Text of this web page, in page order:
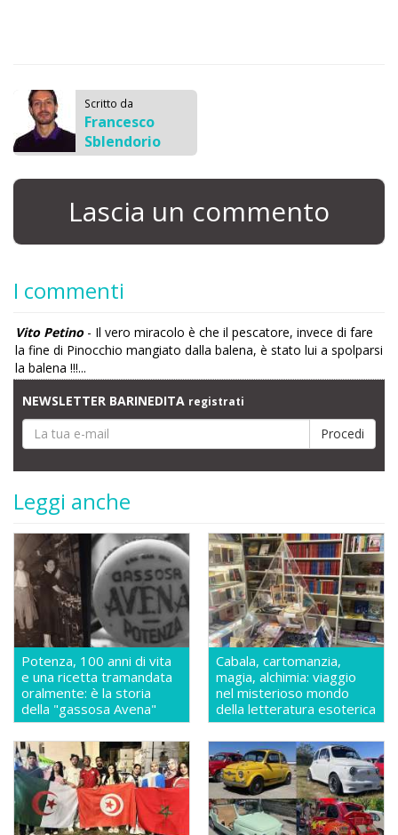
Scritto da
Francesco
Sblendorio
Lascia un commento
I commenti
Vito Petino - Il vero miracolo è che il pescatore, invece di fare
la fine di Pinocchio mangiato dalla balena, è stato lui a spolparsi
la balena !!!...
NEWSLETTER BARINEDITA registrati
Leggi anche
Potenza, 100 anni di vita
e una ricetta tramandata
oralmente: è la storia
della "gassosa Avena"
Cabala, cartomanzia,
magia, alchimia: viaggio
nel misterioso mondo
della letteratura esoterica